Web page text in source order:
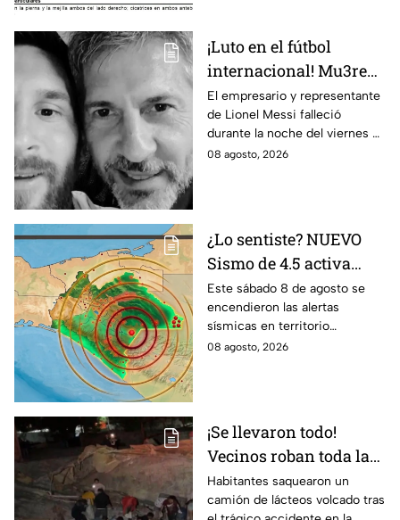
¡Luto en el fútbol
internacional! Mu3re
Jorge Messi padre de
Lionel; esto se sabe
El empresario y representante
de Lionel Messi falleció
durante la noche del viernes 7
de agosto en Argentina
08 agosto, 2026
¿Lo sentiste? NUEVO
Sismo de 4.5 activa
alertas en varios
puntos de México
durante la madrugada
de hoy sábado
Este sábado 8 de agosto se
encendieron las alertas
sísmicas en territorio
mexicano, conoce dónde fue y
08 agosto, 2026
¡Se llevaron todo!
Vecinos roban toda la
mercancía del tráiler
volcado en la carretera
Habitantes saquearon un
camión de lácteos volcado tras